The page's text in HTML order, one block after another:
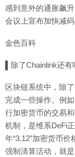
感到意外的通胀飙
会议上宣布加快减码
金色百科
▌除了Chainlink还
区块链系统中，除
完成一些操作。例
行加密货币的交易
机制，是维系DeFi
年“3.12”加密货币
强制清算活动，就